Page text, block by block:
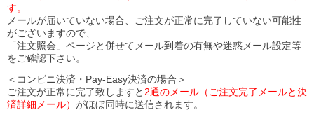
す。
メールが届いていない場合、ご注文が正常に完了していない可能性
がございますので、
「注文照会」ページと併せてメール到着の有無や迷惑メール設定等
をご確認下さい。
＜コンビニ決済・Pay-Easy決済の場合＞
ご注文が正常に完了致しますと 2通のメール（ご注文完了メールと決
済詳細メール） がほぼ同時に送信されます。